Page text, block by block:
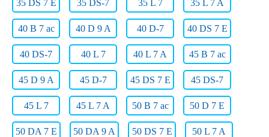
35 DS 7 E 35 DS-7 35 L 7 35 L 7 A
40 B 7 ac 40 D 9 A 40 D-7 40 DS 7 E
40 DS-7 40 L 7 40 L 7 A 45 B 7 ac
45 D 9 A 45 D-7 45 DS 7 E 45 DS-7
45 L 7 45 L 7 A 50 B 7 ac 50 D 7 E
50 DA 7 E 50 DA 9 A 50 DS 7 E 50 L 7 A